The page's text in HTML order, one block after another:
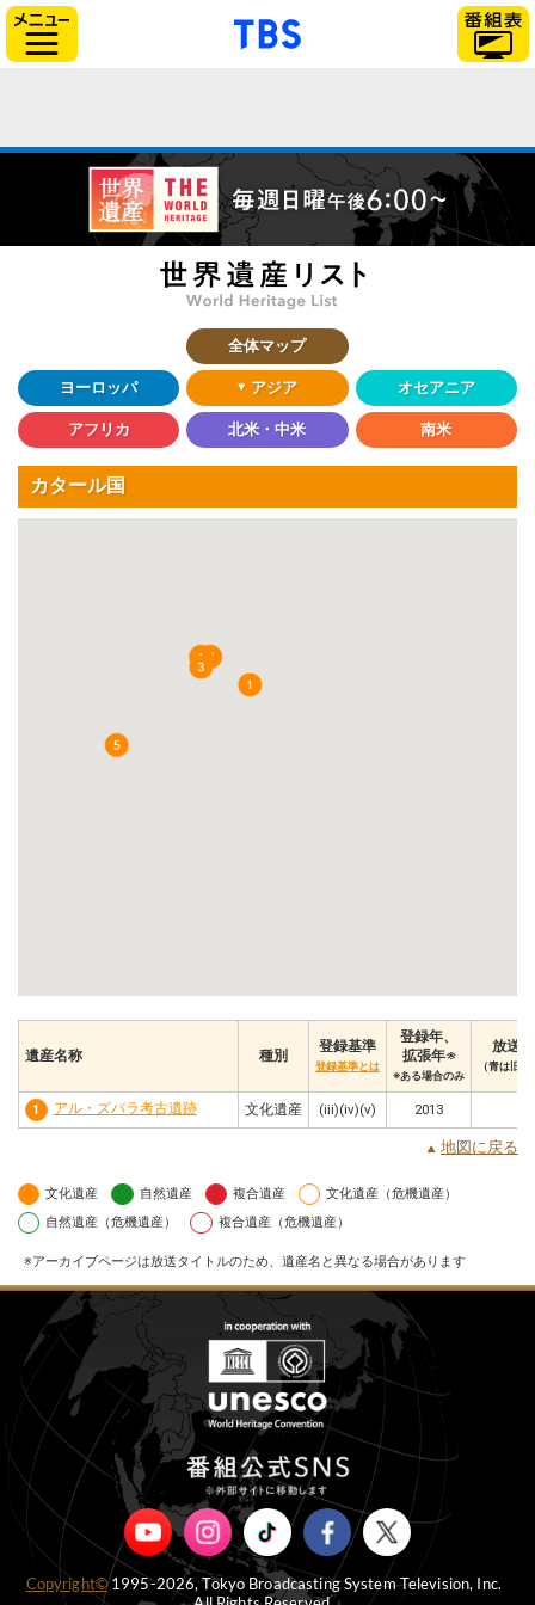
「TBSテレビ」トップ
全体マップ
ヨーロッパ アジア オセアニア
アフリカ 北米・中米 南米
カタール国
遺産名称 種別
登録基準
登録基準とは
登録年、
拡張年※
※ある場合のみ
放送
（青は旧
1 アル・ズバラ考古遺跡 文化遺産 (iii)(iv)(v) 2013
地図に戻る
文化遺産 自然遺産 複合遺産
文化遺産（危機遺産）
自然遺産（危機遺産）
複合遺産（危機遺産）
アーカイブページは放送タイトルのため、遺産名と異なる場合があります
Copyright©1995-2026, Tokyo Broadcasting System Television, Inc.